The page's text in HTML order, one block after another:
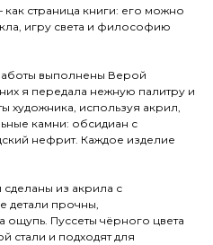
страница книги: его можно
игру света и философию
выполнены Верой
я передала нежную палитру и
используя акрил,
камни: обсидиан с
нефрит. Каждое изделие
из акрила с
детали прочны,
ощупь. Пуссеты чёрного цвета
стали и подходят для